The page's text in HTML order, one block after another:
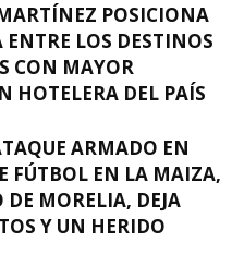
POSICIONA
LOS DESTINOS
CON MAYOR
HOTELERA DEL PAÍS
ARMADO EN
FÚTBOL EN LA MAIZA,
MORELIA, DEJA
Y UN HERIDO